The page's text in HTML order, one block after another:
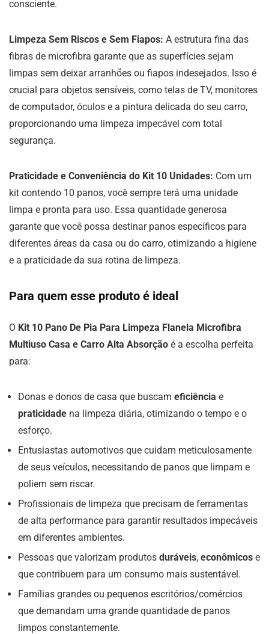
consciente.
Limpeza Sem Riscos e Sem Fiapos: A estrutura fina das
fibras de microfibra garante que as superfícies sejam
limpas sem deixar arranhões ou fiapos indesejados. Isso é
crucial para objetos sensíveis, como telas de TV, monitores
de computador, óculos e a pintura delicada do seu carro,
proporcionando uma limpeza impecável com total
segurança.
Praticidade e Conveniência do Kit 10 Unidades: Com um
kit contendo 10 panos, você sempre terá uma unidade
limpa e pronta para uso. Essa quantidade generosa
garante que você possa destinar panos específicos para
diferentes áreas da casa ou do carro, otimizando a higiene
e a praticidade da sua rotina de limpeza.
Para quem esse produto é ideal
O Kit 10 Pano De Pia Para Limpeza Flanela Microfibra
Multiuso Casa e Carro Alta Absorção é a escolha perfeita
para:
Donas e donos de casa que buscam eficiência e
praticidade na limpeza diária, otimizando o tempo e o
esforço.
Entusiastas automotivos que cuidam meticulosamente
de seus veículos, necessitando de panos que limpam e
poliem sem riscar.
Profissionais de limpeza que precisam de ferramentas
de alta performance para garantir resultados impecáveis
em diferentes ambientes.
Pessoas que valorizam produtos duráveis, econômicos e
que contribuem para um consumo mais sustentável.
Famílias grandes ou pequenos escritórios/comércios
que demandam uma grande quantidade de panos
limpos constantemente.